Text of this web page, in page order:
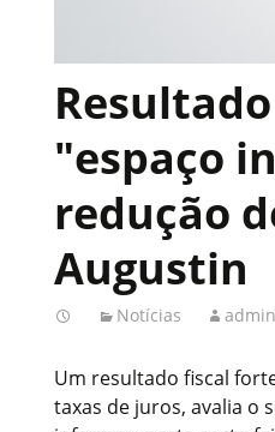
"espaço
redução
Augustin
Notícias admin
Um resultado fiscal
taxas de juros, avalia o